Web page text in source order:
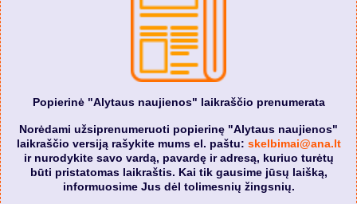
Popierinė "Alytaus naujienos" laikraščio prenumerata
Norėdami užsiprenumeruoti popierinę "Alytaus naujienos"
laikraščio versiją rašykite mums el. paštu: skelbimai@ana.lt
ir nurodykite savo vardą, pavardę ir adresą, kuriuo turėtų
būti pristatomas laikraštis. Kai tik gausime jūsų laišką,
informuosime Jus dėl tolimesnių žingsnių.